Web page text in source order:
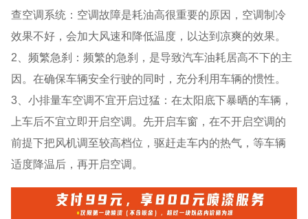
查空调系统：空调故障是耗油高很重要的原因，空调制冷
效果不好，会加大风速和降低温度，以达到凉爽的效果。
2、频繁急刹：频繁的急刹，是导致汽车油耗居高不下的主
因。在确保车辆安全行驶的同时，充分利用车辆的惯性。
3、小排量车空调不宜开启过猛：在太阳底下暴晒的车辆，
上车后不宜立即开启空调。先开启车窗，在不开启空调的
前提下把风机调至较高档位，驱赶走车内的热气，等车辆
适度降温后，再开启空调。